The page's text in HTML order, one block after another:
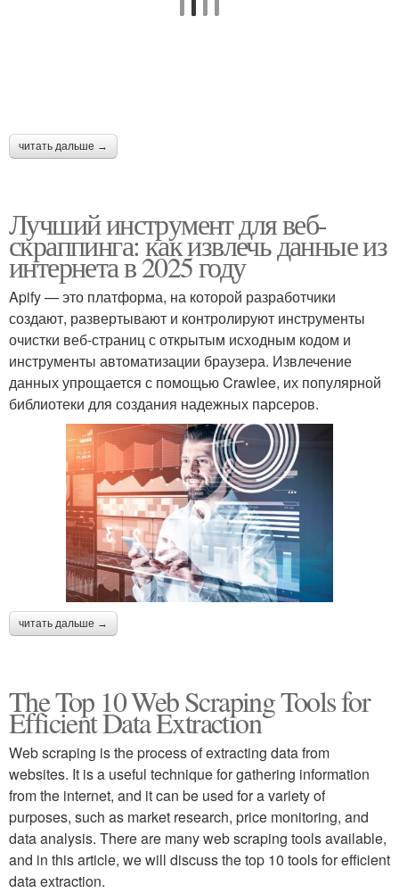
читать дальше →
Лучший инструмент для веб-
скраппинга: как извлечь данные из
интернета в 2025 году
Apify — это платформа, на которой разработчики
создают, развертывают и контролируют инструменты
очистки веб-страниц с открытым исходным кодом и
инструменты автоматизации браузера. Извлечение
данных упрощается с помощью Crawlee, их популярной
библиотеки для создания надежных парсеров.
читать дальше →
The Top 10 Web Scraping Tools for
Efficient Data Extraction
Web scraping is the process of extracting data from
websites. It is a useful technique for gathering information
from the internet, and it can be used for a variety of
purposes, such as market research, price monitoring, and
data analysis. There are many web scraping tools available,
and in this article, we will discuss the top 10 tools for efficient
data extraction.